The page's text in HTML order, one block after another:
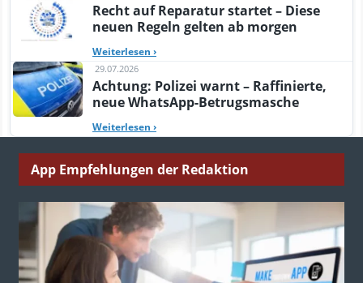
Recht auf Reparatur startet – Diese
neuen Regeln gelten ab morgen
Weiterlesen ›
29.07.2026
Achtung: Polizei warnt – Raffinierte,
neue WhatsApp-Betrugsmasche
Weiterlesen ›
App Empfehlungen der Redaktion